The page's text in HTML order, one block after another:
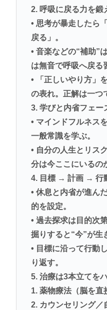
2. 呼吸に戻る力を鍛
• 思考が暴走したら
戻る」。
• 音楽などの“補助”
は無音で呼吸へ戻る
• 「正しいやり方」
の表れ。正解は一つ
3. 学びと内省フェー
• マインドフルネス
一般常識を学ぶ。
• 自分の人生とリス
分は今ここにいるの
4. 目標 → 計画 → 行
• 休息と内省が進ん
的を設定。
• 過去探求は目的次
掘りすると“今”が生
• 目標に沿って行動
り返す。
5. 治療は3本立てを
1. 薬物療法（脳を直
2. カウンセリング／